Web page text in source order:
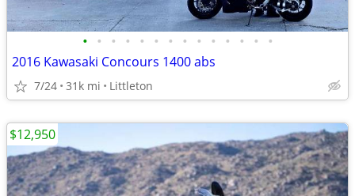
• • • • • • • • • • • • • •
2016 Kawasaki Concours 1400 abs
7/24 31k mi Littleton
$12,950